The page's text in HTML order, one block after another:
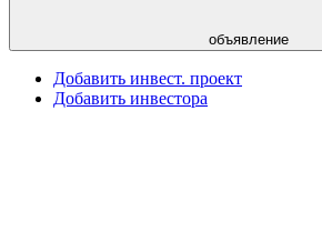
объявление
Добавить инвест. проект
Добавить инвестора